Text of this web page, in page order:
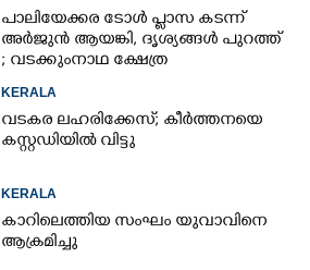
പാലിയേക്കര ടോൾ പ്ലാസ കടന്ന്
അർജുൻ ആയങ്കി,​ ദൃശ്യങ്ങൾ പുറത്ത്
; വടക്കുംനാഥ ക്ഷേത്ര
പോസ്റ്റ്
KERALA
വടകര ലഹരിക്കേസ്; കീർത്തനയെ
കസ്റ്റഡിയിൽ വിട്ടു
KERALA
കാറിലെത്തിയ സംഘം യുവാവിനെ
ആക്രമിച്ചു